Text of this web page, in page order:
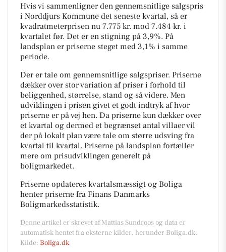
Hvis vi sammenligner den gennemsnitlige salgspris
i Norddjurs Kommune det seneste kvartal, så er
kvadratmeterprisen nu 7.775 kr. mod 7.484 kr. i
kvartalet før. Det er en stigning på 3,9%. På
landsplan er priserne steget med 3,1% i samme
periode.
Der er tale om gennemsnitlige salgspriser. Priserne
dækker over stor variation af priser i forhold til
beliggenhed, størrelse, stand og så videre. Men
udviklingen i prisen givet et godt indtryk af hvor
priserne er på vej hen. Da priserne kun dækker over
et kvartal og dermed et begrænset antal villaer vil
der på lokalt plan være tale om større udsving fra
kvartal til kvartal. Priserne på landsplan fortæller
mere om prisudviklingen generelt på
boligmarkedet.
Priserne opdateres kvartalsmæssigt og Boliga
henter priserne fra Finans Danmarks
Boligmarkedsstatistik.
Denne artikel er skrevet af Mattias Sundroos og data er
automatisk hentet fra eksterne kilder, herunder Boliga.dk.
Kilde: Boliga.dk